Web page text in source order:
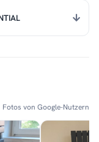
Fotos von Google-Nutzern